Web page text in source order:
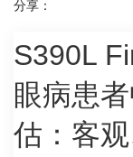
分享：
S390L
眼病患
估：客
Ballesteros-
Martínez，Beatriz
士、哲学博士；桑切